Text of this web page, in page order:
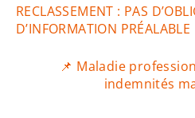
RECLASSEMENT : PAS
D’INFORMATION PRÉALABLE
📌 Maladie
indemnités